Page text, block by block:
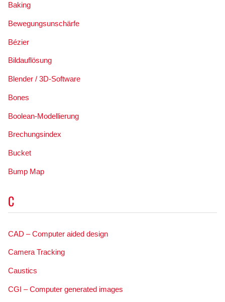
Baking
Bewegungsunschärfe
Bézier
Bildauflösung
Blender / 3D-Software
Bones
Boolean-Modellierung
Brechungsindex
Bucket
Bump Map
C
CAD – Computer aided design
Camera Tracking
Caustics
CGI – Computer generated images